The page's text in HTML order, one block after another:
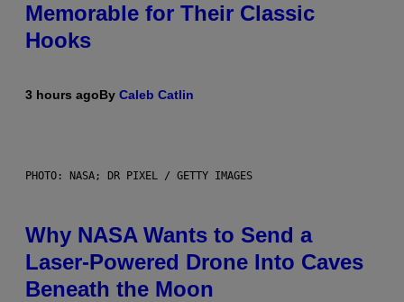
Memorable for Their Classic
Hooks
3 hours agoBy Caleb Catlin
PHOTO: NASA; DR PIXEL / GETTY IMAGES
Why NASA Wants to Send a
Laser-Powered Drone Into Caves
Beneath the Moon